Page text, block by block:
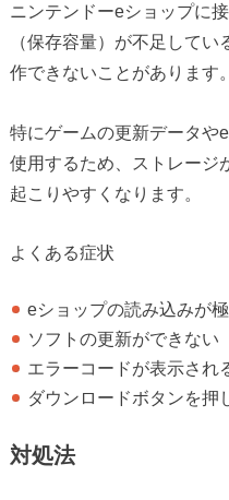
ニンテンドーeショップに
（保存容量）が不足して
作できないことがあります。
特にゲームの更新データや
使用するため、ストレージ
起こりやすくなります。
よくある症状
eショップの読み込みが
ソフトの更新ができない
エラーコードが表示され
ダウンロードボタンを押
対処法